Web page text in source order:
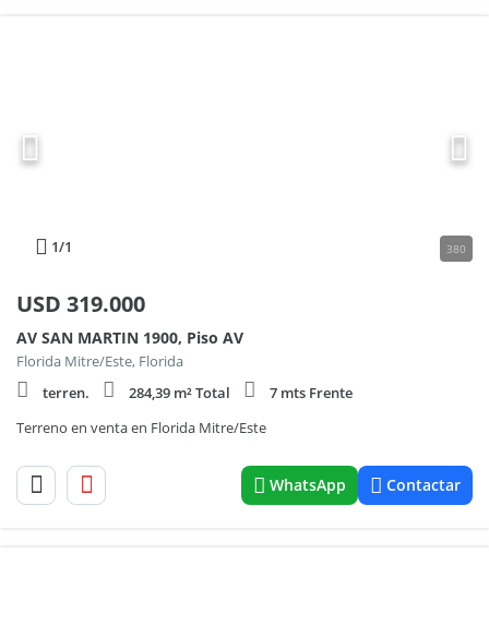
1/1 380
USD 319.000
AV SAN MARTIN 1900, Piso AV
Florida Mitre/Este, Florida
terren.
284,39 m² Total
7 mts Frente
Terreno en venta en Florida Mitre/Este
WhatsApp Contactar